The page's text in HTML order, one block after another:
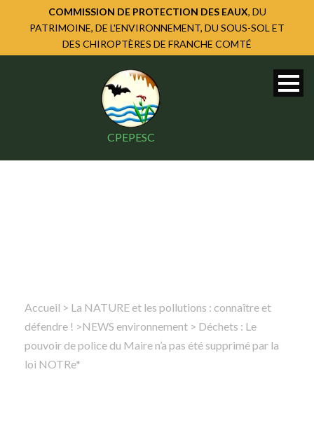
COMMISSION DE PROTECTION DES EAUX, DU
PATRIMOINE, DE L'ENVIRONNEMENT, DU SOUS-SOL ET
DES CHIROPTÈRES DE FRANCHE COMTÉ
CPEPESC
Rechercher
Accueil > La NATURE et les pollutions : connaître et
défendre ! >NEWS environnement > Déchets : Le
pouvoir de police du Maire n’a pas été supprimé par la
loi NOTRe*